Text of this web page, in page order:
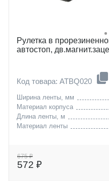
Рулетка в
автостоп,
Код товара: ATBQ020
Ширина ленты, мм
Материал корпуса
Длина ленты, м
Материал ленты
675 ₽
572 ₽